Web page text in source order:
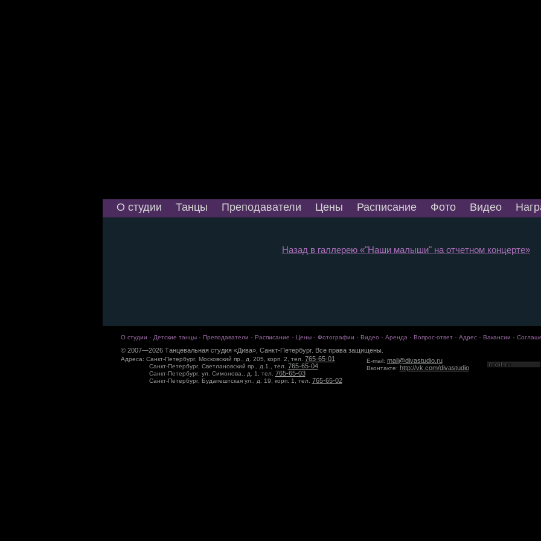
О студии Танцы Преподаватели Цены Расписание Фото Видео
Назад в галлерею «"Наши малыши" на отчетном концерте»
О студии · Детские танцы· Преподаватели · Расписание · Цены· Фотографии · Видео · Аренда· Вопрос-ответ· Адрес· Вакансии ·
© 2007—2026 Танцевальная студия «Дива», Санкт-Петербург. Все права защищены.
Адреса: Санкт-Петербург, Московский пр., д. 205, корп. 2, тел. 765-65-01
Санкт-Петербург, Светлановский пр., д.1., тел. 765-65-04
Санкт-Петербург, ул. Симонова., д. 1, тел. 765-65-03
Санкт-Петербург, Будапештская ул., д. 19, корп. 1, тел. 765-65-02
E-mail: mail@divastudio.ru
Вконтакте: http://vk.com/divastudio